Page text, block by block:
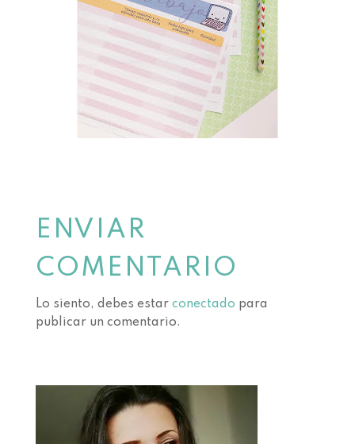
ENVIAR
COMENTARIO
Lo siento, debes estar conectado para
publicar un comentario.